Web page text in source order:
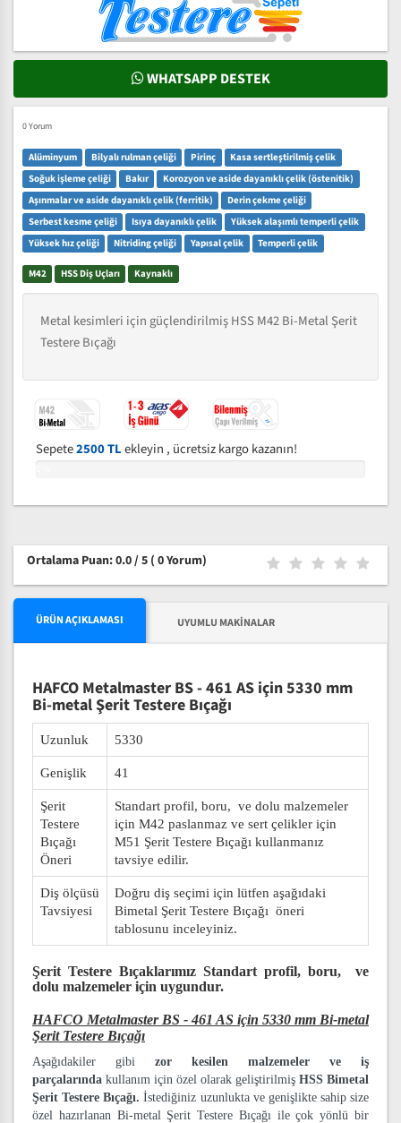
WHATSAPP DESTEK
0 Yorum
Alüminyum Bilyalı rulman çeliği Pirinç
Kasa sertleştirilmiş çelik
Soğuk işleme çeliği
Bakır
Korozyon ve aside dayanıklı çelik (östenitik)
Aşınmalar ve aside dayanıklı çelik (ferritik)
Derin çekme çeliği
Serbest kesme çeliği
Isıya dayanıklı çelik
Yüksek alaşımlı temperli çelik
Yüksek hız çeliği
Nitriding çeliği Yapısal çelik Temperli çelik
M42 HSS Diş Uçları Kaynaklı
Metal kesimleri için güçlendirilmiş HSS M42 Bi-Metal Şerit
Testere Bıçağı
Sepete2500 TLekleyin , ücretsiz kargo kazanın!
Ortalama Puan: 0.0 / 5 ( 0 Yorum)
ÜRÜN AÇIKLAMASI UYUMLU MAKINALAR
HAFCO Metalmaster BS - 461 AS için 5330 mm
Bi-metal Şerit Testere Bıçağı
Uzunluk 5330
Genişlik 41
Şerit
Testere
Bıçağı
Öneri
Standart profil, boru, ve dolu malzemeler
için M42 paslanmaz ve sert çelikler için
M51 Şerit Testere Bıçağı kullanmanız
tavsiye edilir.
Diş ölçüsü
Tavsiyesi
Doğru diş seçimi için lütfen aşağıdaki
Bimetal Şerit Testere Bıçağı öneri
tablosunu inceleyiniz.
Şerit Testere Bıçaklarımız Standart profil, boru, ve
dolu malzemeler için uygundur.
HAFCO Metalmaster BS - 461 AS için 5330 mm Bi-metal
Şerit Testere Bıçağı
Aşağıdakiler gibi zor kesilen malzemeler ve iş
parçalarında kullanım için özel olarak geliştirilmiş HSS Bimetal
Şerit Testere Bıçağı.İstediğiniz uzunlukta ve genişlikte sahip size
özel hazırlanan Bi-metal Şerit Testere Bıçağı ile çok yönlü bir